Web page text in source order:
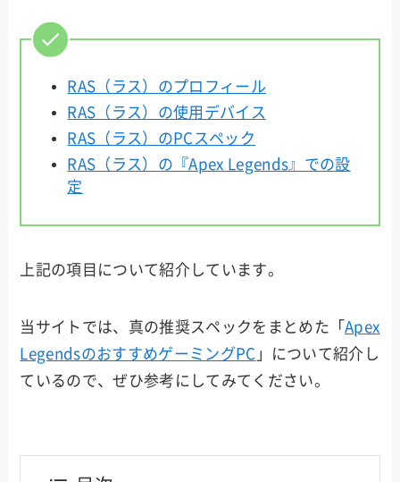
RAS（ラス）のプロフィール
RAS（ラス）の使用デバイス
RAS（ラス）のPCスペック
RAS（ラス）の『Apex Legends』での設
定
上記の項目について紹介しています。
当サイトでは、真の推奨スペックをまとめた「 Apex
LegendsのおすすめゲーミングPC 」について紹介し
ているので、ぜひ参考にしてみてください。